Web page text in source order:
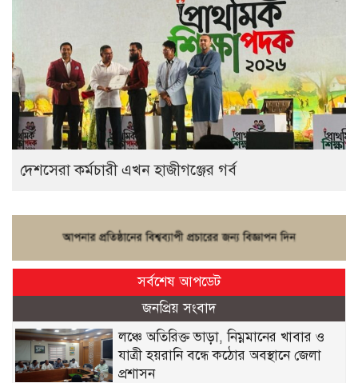
দেশসেরা কর্মচারী এখন হাজীগঞ্জের গর্ব
সর্বশেষ আপডেট
জনপ্রিয় সংবাদ
লঞ্চে অতিরিক্ত ভাড়া, নিম্নমানের খাবার ও
যাত্রী হয়রানি বন্ধে কঠোর অবস্থানে জেলা
প্রশাসন